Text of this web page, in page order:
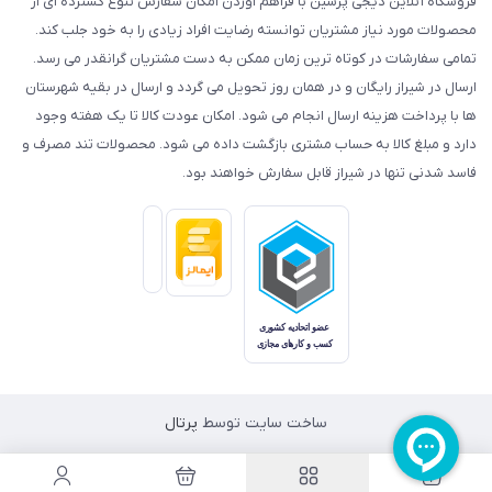
محصولات مورد نیاز مشتریان توانسته رضایت افراد زیادی را به خود جلب کند.
تمامی سفارشات در کوتاه ترین زمان ممکن به دست مشتریان گرانقدر می رسد.
ارسال در شیراز رایگان و در همان روز تحویل می گردد و ارسال در بقیه شهرستان
ها با پرداخت هزینه ارسال انجام می شود. امکان عودت کالا تا یک هفته وجود
دارد و مبلغ کالا به حساب مشتری بازگشت داده می شود. محصولات تند مصرف و
فاسد شدنی تنها در شیراز قابل سفارش خواهند بود.
ساخت سایت توسط پرتال